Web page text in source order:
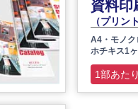
資料印
（プリン
A4・モノ
ホチキス1
1部あた